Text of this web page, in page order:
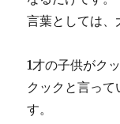
言葉としては、
1才の子供がク
クックと言って
す。